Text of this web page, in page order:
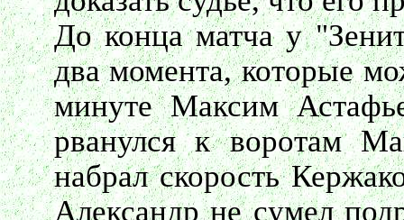
До конца матча у
два момента, которые
минуте Максим
рванулся к воротам
набрал скорость
Александр не сумел